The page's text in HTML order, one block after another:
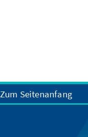
Zum Seitenanfang